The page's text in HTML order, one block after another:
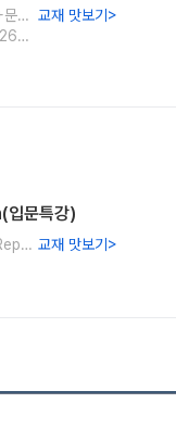
[25817] 2026 베테랑의 통합과학1 개념노트+문제풀이 교재 맛보기 >
[온라인서점] 완자 고등 통합과학1-22개정 (2026년용)
문특강)
[24717] (22개정 통합과학) 통합과학 Basic Repetition (입문특강) 교재 맛보기 >